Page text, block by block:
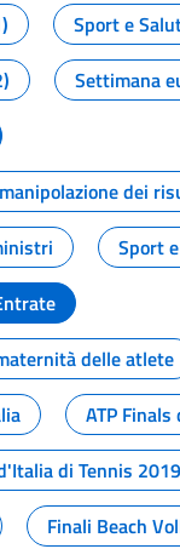
Sport e
Settimana
dei
Sport
delle atlete
ATP Finals
di Tennis 2019
Finali Beach